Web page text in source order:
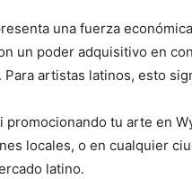
una fuerza
un poder adquisitivo en
artistas latinos, esto
promocionando tu arte en
locales, o en cualquier
latino.